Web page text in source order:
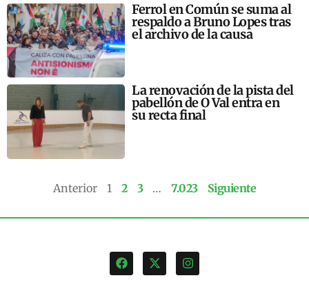
Ferrol en Común se suma al
respaldo a Bruno Lopes tras
el archivo de la causa
La renovación de la pista del
pabellón de O Val entra en
su recta final
Anterior 1 2 3 … 7.023 Siguiente